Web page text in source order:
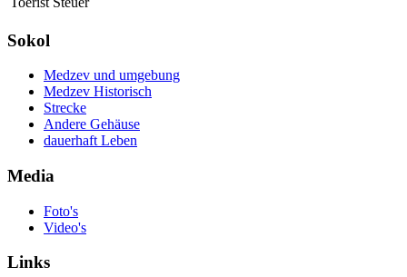
Sokol
Medzev und umgebung
Medzev Historisch
Strecke
Andere Gehäuse
dauerhaft Leben
Media
Foto's
Video's
Links